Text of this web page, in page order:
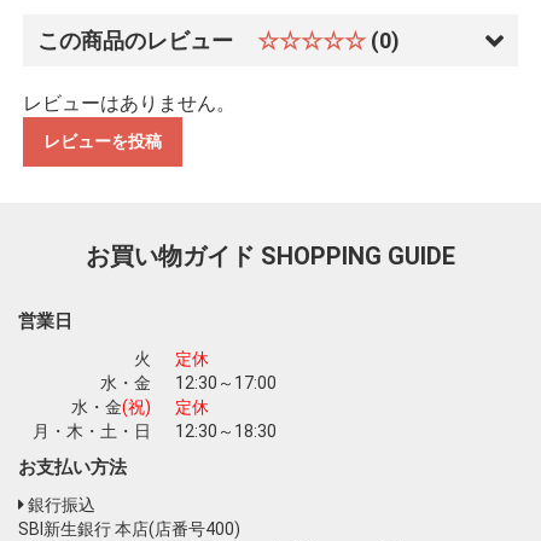
この商品のレビュー ☆☆☆☆☆ (0)
レビューはありません。
レビューを投稿
お買い物ガイド SHOPPING GUIDE
営業日
火
定休
水・金
12:30～17:00
水・金(祝)
定休
月・木・土・日
12:30～18:30
お支払い方法
銀行振込
SBI新生銀行 本店(店番号400)